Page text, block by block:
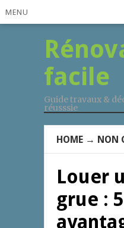
MENU
facile
Guide travaux &
réusssie
HOME → NON
Louer
grue : 5